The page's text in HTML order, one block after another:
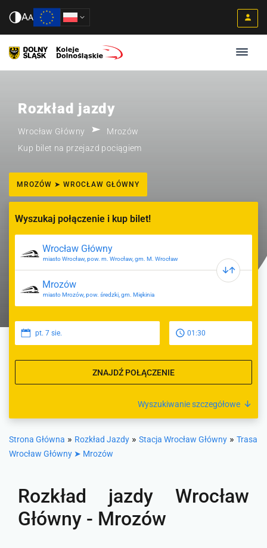
AA
Rozkład jazdy
Wrocław Główny
Mrozów
Kup bilet na przejazd pociągiem
MROZÓW ➤ WROCŁAW GŁÓWNY
Wyszukaj połączenie i kup bilet!
miasto Wrocław, pow. m. Wrocław, gm. M. Wrocław
miasto Mrozów, pow. średzki, gm. Miękinia
pt. 7 sie. 01:30
ZNAJDŹ POŁĄCZENIE
Wyszukiwanie szczegółowe
Strona Główna » Rozkład Jazdy » Stacja Wrocław Główny » Trasa
Wrocław Główny ➤ Mrozów
Rozkład jazdy Wrocław
Główny - Mrozów